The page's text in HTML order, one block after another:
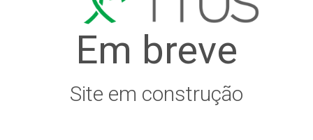
Em breve
Site em construção